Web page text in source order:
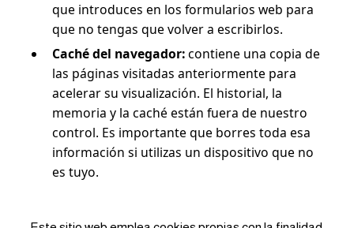
que introduces en los formularios web para
que no tengas que volver a escribirlos.
Caché del navegador:contiene una copia de
las páginas visitadas anteriormente para
acelerar su visualización. El historial, la
memoria y la caché están fuera de nuestro
control. Es importante que borres toda esa
información si utilizas un dispositivo que no
es tuyo.